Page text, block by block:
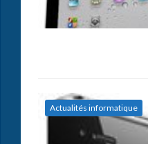
Actualités informatique